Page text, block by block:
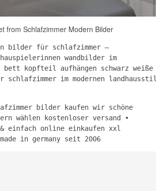
from Schlafzimmer Modern Bilder
bilder für schlafzimmer –
wandbilder im
kopfteil aufhängen schwarz weiße
im modernen landhausstil
bilder kaufen wir schöne
wählen kostenloser versand •
einfach online einkaufen xxl
in germany seit 2006